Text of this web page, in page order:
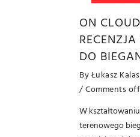
ON
DO
ByŁukasz
/Comments off
W
terenowego